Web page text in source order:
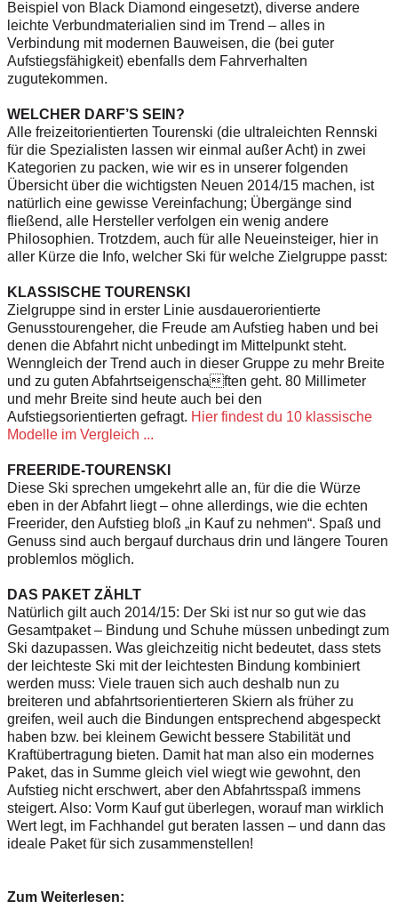
Beispiel von Black Diamond eingesetzt), diverse andere
leichte Verbundmaterialien sind im Trend – alles in
Verbindung mit modernen Bauweisen, die (bei guter
Aufstiegsfähigkeit) ebenfalls dem Fahrverhalten
zugutekommen.
WELCHER DARF’S SEIN?
Alle freizeitorientierten Tourenski (die ultraleichten Rennski
für die Spezialisten lassen wir einmal außer Acht) in zwei
Kategorien zu packen, wie wir es in unserer folgenden
Übersicht über die wichtigsten Neuen 2014/15 machen, ist
natürlich eine gewisse Vereinfachung; Übergänge sind
fließend, alle Hersteller verfolgen ein wenig andere
Philosophien. Trotzdem, auch für alle Neueinsteiger, hier in
aller Kürze die Info, welcher Ski für welche Zielgruppe passt:
KLASSISCHE TOURENSKI
Zielgruppe sind in erster Linie ausdauerorientierte
Genusstourengeher, die Freude am Aufstieg haben und bei
denen die Abfahrt nicht unbedingt im Mittelpunkt steht.
Wenngleich der Trend auch in dieser Gruppe zu mehr Breite
und zu guten Abfahrtseigenschaften geht. 80 Millimeter
und mehr Breite sind heute auch bei den
Aufstiegsorientierten gefragt. Hier findest du 10 klassische
Modelle im Vergleich ...
FREERIDE-TOURENSKI
Diese Ski sprechen umgekehrt alle an, für die die Würze
eben in der Abfahrt liegt – ohne allerdings, wie die echten
Freerider, den Aufstieg bloß „in Kauf zu nehmen“. Spaß und
Genuss sind auch bergauf durchaus drin und längere Touren
problemlos möglich.
DAS PAKET ZÄHLT
Natürlich gilt auch 2014/15: Der Ski ist nur so gut wie das
Gesamtpaket – Bindung und Schuhe müssen unbedingt zum
Ski dazupassen. Was gleichzeitig nicht bedeutet, dass stets
der leichteste Ski mit der leichtesten Bindung kombiniert
werden muss: Viele trauen sich auch deshalb nun zu
breiteren und abfahrtsorientierteren Skiern als früher zu
greifen, weil auch die Bindungen entsprechend abgespeckt
haben bzw. bei kleinem Gewicht bessere Stabilität und
Kraftübertragung bieten. Damit hat man also ein modernes
Paket, das in Summe gleich viel wiegt wie gewohnt, den
Aufstieg nicht erschwert, aber den Abfahrtsspaß immens
steigert. Also: Vorm Kauf gut überlegen, worauf man wirklich
Wert legt, im Fachhandel gut beraten lassen – und dann das
ideale Paket für sich zusammenstellen!
Zum Weiterlesen: